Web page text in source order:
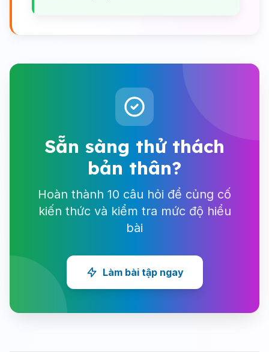
Sẵn sàng thử thách
bản thân?
Hoàn thành 10 câu hỏi để củng cố
kiến thức và kiểm tra mức độ hiểu
bài
Làm bài tập ngay